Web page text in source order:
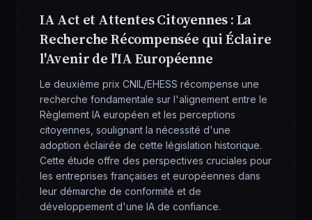
IA Act et Attentes Citoyennes : La
Recherche Récompensée qui Éclaire
l'Avenir de l'IA Européenne
Le deuxième prix CNIL/EHESS récompense une
recherche fondamentale sur l'alignement entre le
Règlement IA européen et les perceptions
citoyennes, soulignant la nécessité d'une
adoption éclairée de cette législation historique.
Cette étude offre des perspectives cruciales pour
les entreprises françaises et européennes dans
leur démarche de conformité et de
développement d'une IA de confiance.